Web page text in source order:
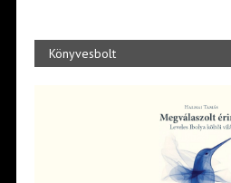
Könyvesbolt